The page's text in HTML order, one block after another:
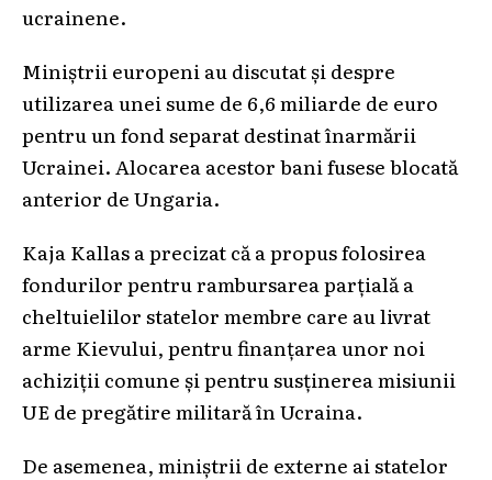
ucrainene.
Miniștrii europeni au discutat și despre
utilizarea unei sume de 6,6 miliarde de euro
pentru un fond separat destinat înarmării
Ucrainei. Alocarea acestor bani fusese blocată
anterior de Ungaria.
Kaja Kallas a precizat că a propus folosirea
fondurilor pentru rambursarea parțială a
cheltuielilor statelor membre care au livrat
arme Kievului, pentru finanțarea unor noi
achiziții comune și pentru susținerea misiunii
UE de pregătire militară în Ucraina.
De asemenea, miniștrii de externe ai statelor